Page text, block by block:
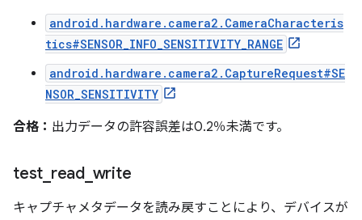
android.hardware.camera2.CameraCharacteris
tics#SENSOR_INFO_SENSITIVITY_RANGE
android.hardware.camera2.CaptureRequest#SE
NSOR_SENSITIVITY
合格： 出力データの許容誤差は0.2％未満です。
test read_ write
キャプチャメタデータを読み戻すことにより、デバイスが